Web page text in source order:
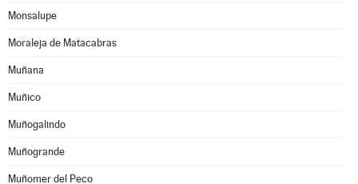
Monsalupe
Moraleja de Matacabras
Muñana
Muñico
Muñogalindo
Muñogrande
Muñomer del Peco